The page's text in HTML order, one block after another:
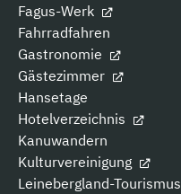
Fagus-Werk
Fahrradfahren
Gastronomie
Gästezimmer
Hansetage
Hotelverzeichnis
Kanuwandern
Kulturvereinigung
Leinebergland-Tourismus